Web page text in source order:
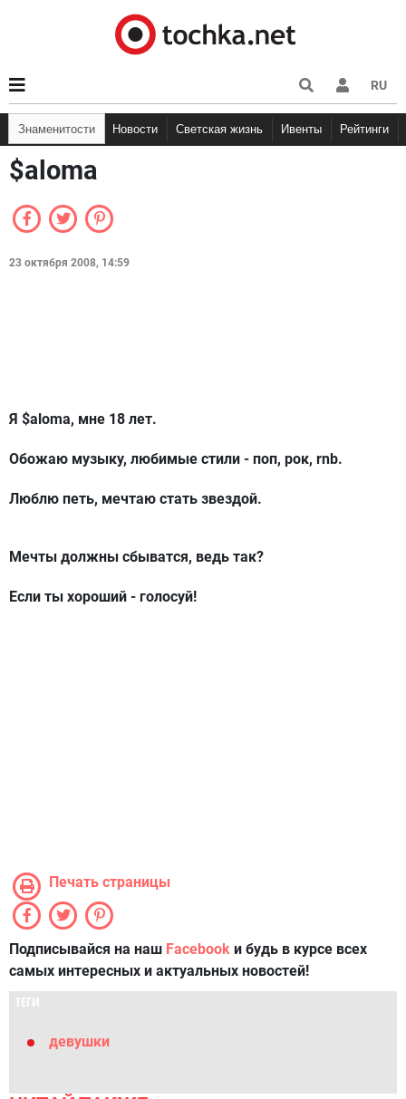
RU
Знаменитости Новости Светская жизнь Ивенты Рейтинги
$aloma
23 октября 2008, 14:59
Я $aloma, мне 18 лет.
Обожаю музыку, любимые стили - поп, рок, rnb.
Люблю петь, мечтаю стать звездой.
Мечты должны сбыватся, ведь так?
Если ты хороший - голосуй!
Печать страницы
Подписывайся на наш Facebook и будь в курсе всех
самых интересных и актуальных новостей!
ТЕГИ
девушки